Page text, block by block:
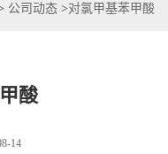
公司动态 >对氯甲基苯甲酸
酸
14